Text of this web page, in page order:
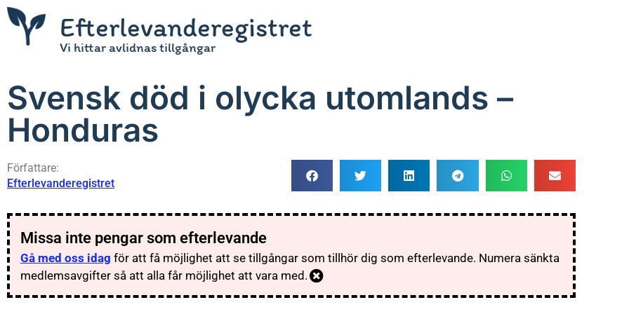
Efterlevanderegistret
Vi hittar avlidnas tillgångar
Svensk död i olycka utomlands –
Honduras
Författare:
Efterlevanderegistret
Missa inte pengar som efterlevande
Gå med oss idag för att få möjlighet att se tillgångar som tillhör dig som efterlevande. Numera sänkta
medlemsavgifter så att alla får möjlighet att vara med.